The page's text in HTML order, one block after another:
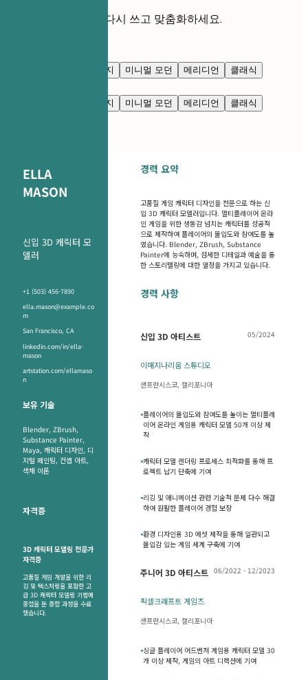
AI와 함께 각 섹션을 다시 쓰고 맞춤화하세요.
프레스티지 미니멀 모던 메리디언
클래식
프레스티지 미니멀 모던 메리디언
클래식
ELLA
MASON
신입 3D 캐릭터 모
델러
+1 (503) 456-7890
ella.mason@example.co
m
San Francisco, CA
linkedin.com/in/ella-
mason
artstation.com/ellamaso
n
보유 기술
Blender, ZBrush,
Substance Painter,
Maya, 캐릭터 디자인, 디
지털 페인팅, 컨셉 아트,
색채 이론
자격증
3D 캐릭터 모델링 전문가
자격증
고품질 게임 개발을 위한 리
깅 및 텍스처링을 포함한 고
급 3D 캐릭터 모델링 기법에
중점을 둔 종합 과정을 수료
했습니다.
경력 요약
고품질 게임 캐릭터 디자인을 전문으로 하는 신
입 3D 캐릭터 모델러입니다. 멀티플레이어 온라
인 게임을 위한 생동감 넘치는 캐릭터를 성공적
으로 제작하여 플레이어의 몰입도와 참여도를 높
였습니다. Blender, ZBrush, Substance
Painter에 능숙하며, 섬세한 디테일과 예술을 통
한 스토리텔링에 대한 열정을 가지고 있습니다.
경력 사항
신입 3D 아티스트 05/2024
이매지나리움 스튜디오
샌프란시스코, 캘리포니아
•플레이어의 몰입도와 참여도를 높이는 멀티플레
이어 온라인 게임용 캐릭터 모델 50개 이상 제
작
•캐릭터 모델 렌더링 프로세스 최적화를 통해 프
로젝트 납기 단축에 기여
•리깅 및 애니메이션 관련 기술적 문제 다수 해결
하여 원활한 플레이어 경험 보장
•환경 디자인용 3D 에셋 제작을 통해 일관되고
몰입감 있는 게임 세계 구축에 기여
주니어 3D 아티스트 06/2022 - 12/2023
픽셀크래프트 게임즈
샌프란시스코, 캘리포니아
•싱글 플레이어 어드벤처 게임용 캐릭터 모델 30
개 이상 제작, 게임의 아트 디렉션에 기여